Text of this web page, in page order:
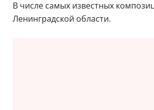
В числе самых известных
Ленинградской области.